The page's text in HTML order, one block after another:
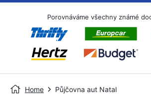
Porovnáváme všechny známé
Home Půjčovna aut Natal